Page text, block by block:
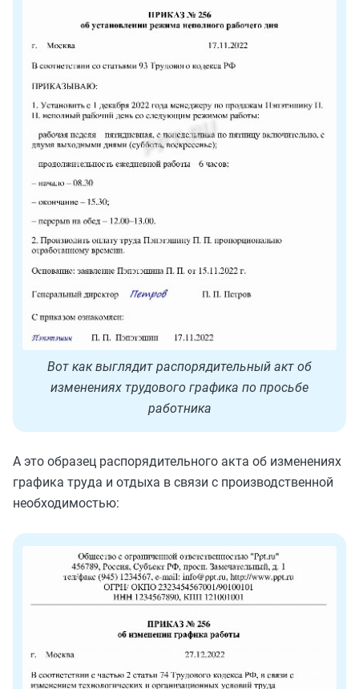
Вот как выглядит распорядительный акт об
изменениях трудового графика по просьбе
работника
А это образец распорядительного акта об изменениях
графика труда и отдыха в связи с производственной
необходимостью: